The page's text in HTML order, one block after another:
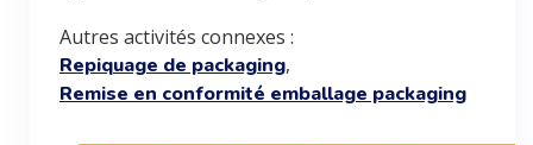
Autres activités connexes :
Repiquage de packaging,
Remise en conformité emballage packaging